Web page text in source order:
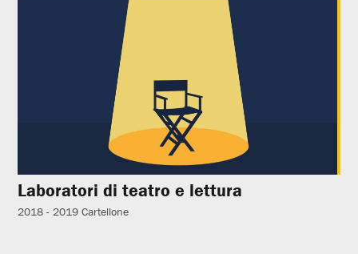
Laboratori di teatro e lettura
2018 - 2019 Cartellone